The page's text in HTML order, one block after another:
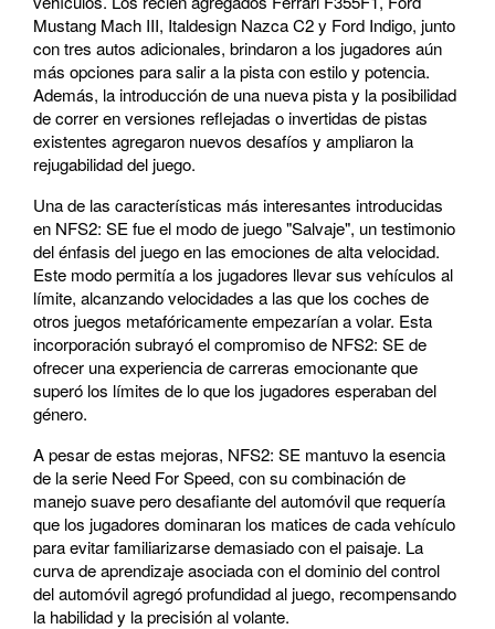
Mustang Mach III, Italdesign Nazca C2 y Ford Indigo, junto
con tres autos adicionales, brindaron a los jugadores aún
más opciones para salir a la pista con estilo y potencia.
Además, la introducción de una nueva pista y la posibilidad
de correr en versiones reflejadas o invertidas de pistas
existentes agregaron nuevos desafíos y ampliaron la
rejugabilidad del juego.
Una de las características más interesantes introducidas
en NFS2: SE fue el modo de juego "Salvaje", un testimonio
del énfasis del juego en las emociones de alta velocidad.
Este modo permitía a los jugadores llevar sus vehículos al
límite, alcanzando velocidades a las que los coches de
otros juegos metafóricamente empezarían a volar. Esta
incorporación subrayó el compromiso de NFS2: SE de
ofrecer una experiencia de carreras emocionante que
superó los límites de lo que los jugadores esperaban del
género.
A pesar de estas mejoras, NFS2: SE mantuvo la esencia
de la serie Need For Speed, con su combinación de
manejo suave pero desafiante del automóvil que requería
que los jugadores dominaran los matices de cada vehículo
para evitar familiarizarse demasiado con el paisaje. La
curva de aprendizaje asociada con el dominio del control
del automóvil agregó profundidad al juego, recompensando
la habilidad y la precisión al volante.